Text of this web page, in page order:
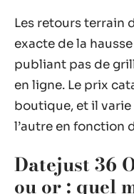
Les retours terrain
exacte de la
publiant pas de
en ligne. Le prix
boutique, et il varie
l’autre en fonction
Datejust 36
ou or : quel